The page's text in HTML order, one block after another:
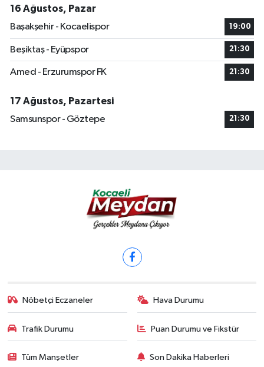
16 Ağustos, Pazar
Başakşehir - Kocaelispor
19:00
Beşiktaş - Eyüpspor 21:30
Amed - Erzurumspor FK 21:30
17 Ağustos, Pazartesi
Samsunspor - Göztepe
21:30
Nöbetçi Eczaneler Hava Durumu
Trafik Durumu Puan Durumu ve Fikstür
Tüm Manşetler Son Dakika Haberleri